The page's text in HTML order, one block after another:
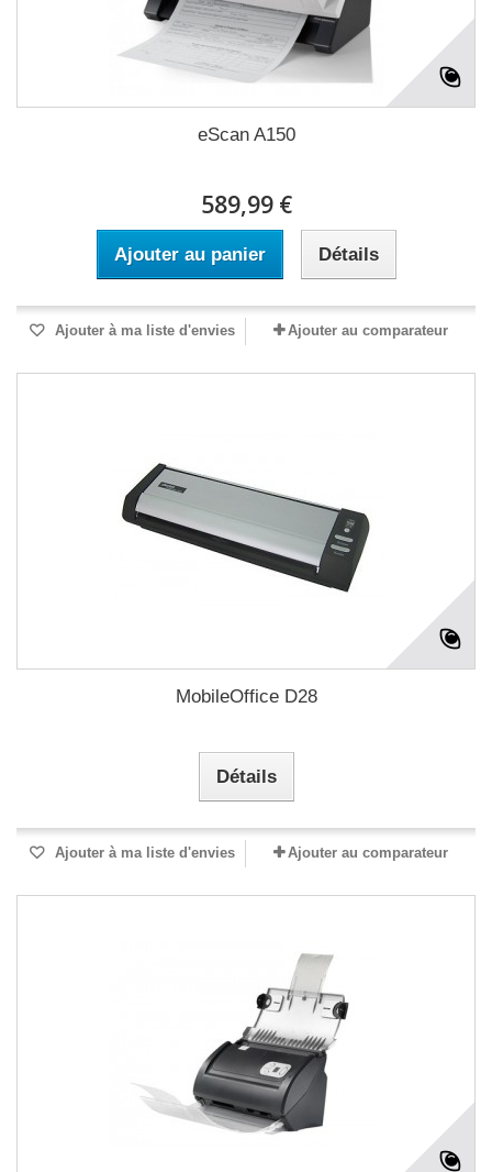
eScan A150
589,99 €
Ajouter au panier Détails
Ajouter à ma liste d'envies Ajouter au comparateur
MobileOffice D28
Détails
Ajouter à ma liste d'envies Ajouter au comparateur